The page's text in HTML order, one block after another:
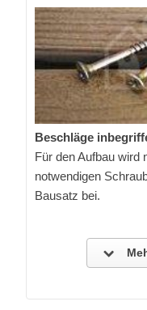
Beschläge
Für den Aufbau wird
notwendigen
Bausatz bei.